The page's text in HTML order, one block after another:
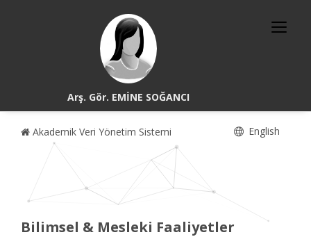
Arş. Gör. EMİNE SOĞANCI
Akademik Veri Yönetim Sistemi English
Bilimsel & Mesleki Faaliyetler